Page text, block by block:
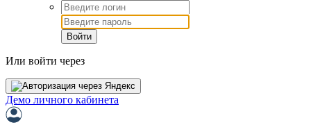
Войти
Или войти через
Демо личного кабинета